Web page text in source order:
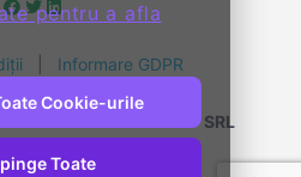
pentru a afla
Cookie-urile
Toate
Informare GDPR
ENTERPRISE GROUP SRL